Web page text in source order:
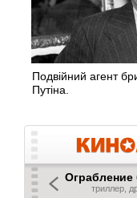
Подвійний агент
Путіна.